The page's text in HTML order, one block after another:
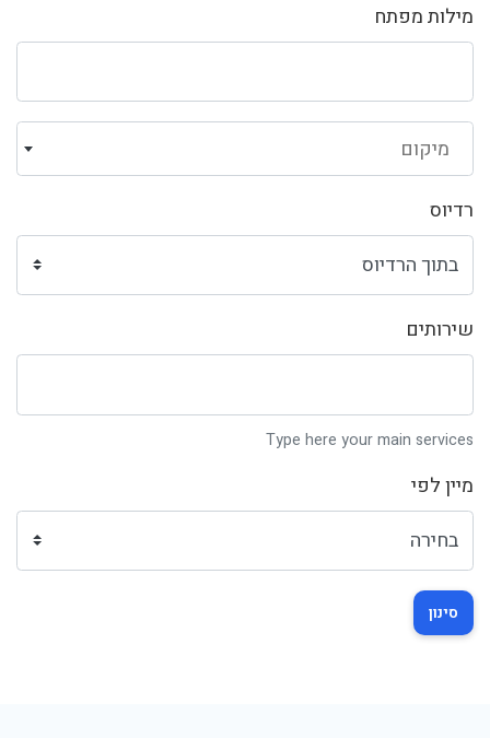
מילות מפתח
מיקום
רדיוס
שירותים
Type here your main services
מיין לפי
סינון